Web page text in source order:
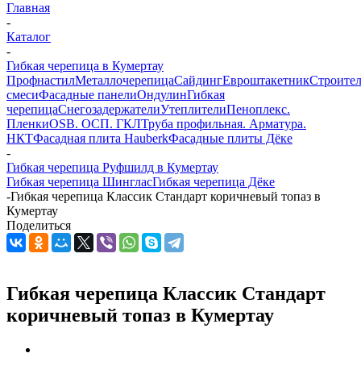
Главная
-
Каталог
-
Гибкая черепица в Кумертау
ПрофнастилМеталлочерепицаСайдингЕвроштакетник
смесиФасадные панелиОндулинГибкая
черепицаСнегозадержателиУтеплителиПеноплекс.
ПленкиOSB. ОСП. ГКЛТруба профильная. Арматура.
НКТФасадная плита HauberkФасадные плиты Дёке
-
Гибкая черепица Руфшилд в Кумертау
Гибкая черепица ШингласГибкая черепица Дёке
-Гибкая черепица Классик Стандарт коричневый топаз в
Кумертау
Поделиться
Гибкая черепица Классик Стандарт
коричневый топаз в Кумертау